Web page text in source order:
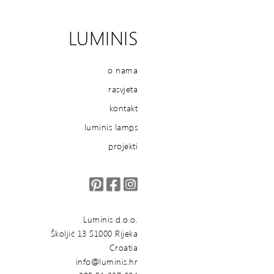
LUMINIS
o nama
rasvjeta
kontakt
luminis lamps
projekti
Luminis d.o.o.
Školjić 13 51000 Rijeka
Croatia
info@luminis.hr